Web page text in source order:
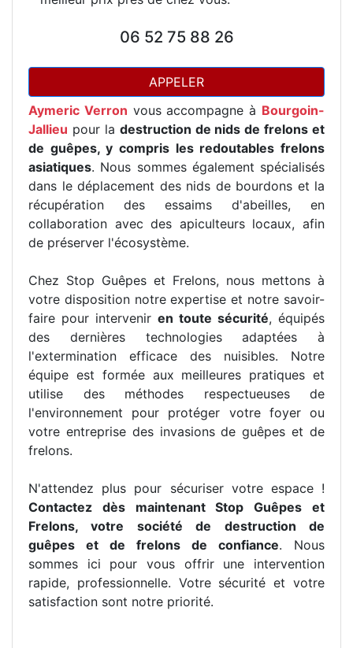
06 52 75 88 26
APPELER
Aymeric Verron vous accompagne à Bourgoin-
Jallieu pour la destruction de nids de frelons et
de guêpes, y compris les redoutables frelons
asiatiques. Nous sommes également spécialisés
dans le déplacement des nids de bourdons et la
récupération des essaims d'abeilles, en
collaboration avec des apiculteurs locaux, afin
de préserver l'écosystème.
Chez Stop Guêpes et Frelons, nous mettons à
votre disposition notre expertise et notre savoir-
faire pour intervenir en toute sécurité, équipés
des dernières technologies adaptées à
l'extermination efficace des nuisibles. Notre
équipe est formée aux meilleures pratiques et
utilise des méthodes respectueuses de
l'environnement pour protéger votre foyer ou
votre entreprise des invasions de guêpes et de
frelons.
N'attendez plus pour sécuriser votre espace !
Contactez dès maintenant Stop Guêpes et
Frelons, votre société de destruction de
guêpes et de frelons de confiance. Nous
sommes ici pour vous offrir une intervention
rapide, professionnelle. Votre sécurité et votre
satisfaction sont notre priorité.